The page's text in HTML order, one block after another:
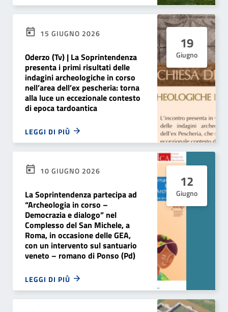
19
Giugno
15 GIUGNO 2026
Oderzo (Tv) | La Soprintendenza
presenta i primi risultati delle
indagini archeologiche in corso
nell’area dell’ex pescheria: torna
alla luce un eccezionale contesto
di epoca tardoantica
LEGGI DI PIÙ
12
Giugno
10 GIUGNO 2026
La Soprintendenza partecipa ad
“Archeologia in corso –
Democrazia e dialogo” nel
Complesso del San Michele, a
Roma, in occasione delle GEA,
con un intervento sul santuario
veneto – romano di Ponso (Pd)
LEGGI DI PIÙ